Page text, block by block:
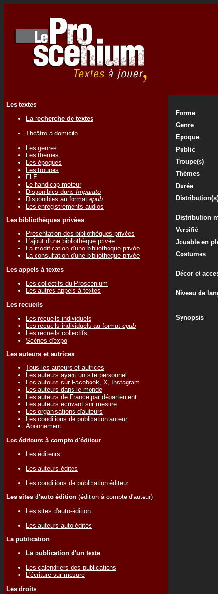
Les textes
La recherche de textes
Théâtre à domicile
Les genres
Les thèmes
Les époques
Les troupes
FLE
Le handicap moteur
Disponibles dans Imparato
Disponibles au format epub
Les enregistrements audios
Les bibliothèques privées
Présentation des bibliothèques privées
L'ajout d'une bibliothèque privée
La modification d'une bibliothèque privée
La consultation d'une bibliothèque privée
Les appels à textes
Les collectifs du Proscenium
Les autres appels à textes
Les recueils
Les recueils individuels
Les recueils individuels au format epub
Les recueils collectifs
Scènes d'expo
Les auteurs et autrices
Tous les auteurs et autrices
Les auteurs ayant un site personnel
Les auteurs sur Facebook, X, Instagram
Les auteurs dans le monde
Les auteurs de France par département
Les auteurs écrivant sur mesure
Les organisations d'auteurs
Les conditions de publication auteur
Abonnement
Les éditeurs à compte d'éditeur
Les éditeurs
Les auteurs édités
Les conditions de publication éditeur
Les sites d'auto édition (édition à compte d'auteur)
Les sites d'auto-édition
Les auteurs auto-édités
La publication
La publication d'un texte
Les calendriers des publications
L'écriture sur mesure
Les droits
Forme
Genre
Epoque
Public
Troupe(s)
Thèmes
Durée
Distribution(s)
Distribution
Versifié
Jouable en
Costumes
Décor et
Niveau de
Synopsis